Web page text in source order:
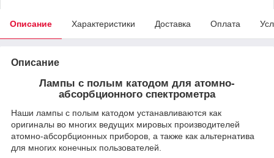
Описание Характеристики Доставка Оплата
Описание
Лампы с полым катодом для атомно-
абсорбционного спектрометра
Наши лампы с полым катодом устанавливаются как
оригиналы во многих ведущих мировых производителей
атомно-абсорбционных приборов, а также как альтернатива
для многих конечных пользователей.